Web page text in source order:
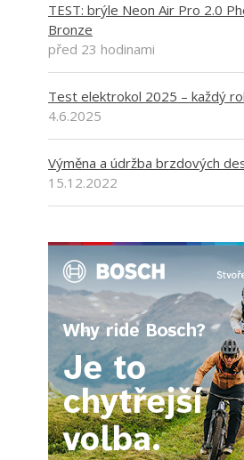
TEST: brýle Neon Air Pro 2.0
Bronze
před 23 hodinami
Test elektrokol 2025 – každý
4.6.2025
Výměna a údržba brzdových
15.12.2022